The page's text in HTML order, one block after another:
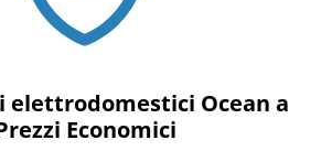
elettrodomestici Ocean a
Economici